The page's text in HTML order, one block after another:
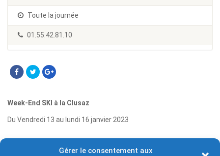
Gérer le consentement aux
Toute la journée
01.55.42.81.10
Week-End SKI à la Clusaz
Du Vendredi 13 au lundi 16 janvier 2023
Départ en bus le 12 janvier au soir